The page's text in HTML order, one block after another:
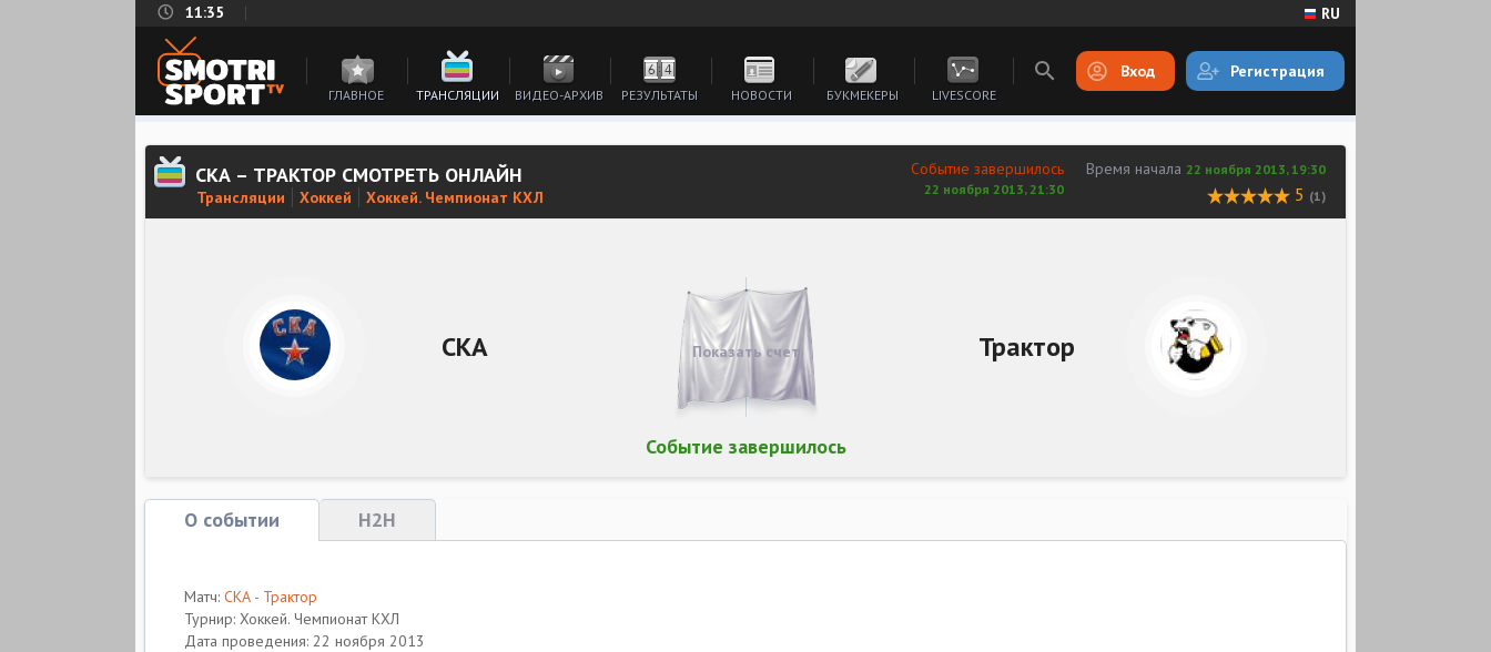
11:35 RU
ГЛАВНОЕ ТРАНСЛЯЦИИ ВИДЕО-АРХИВ РЕЗУЛЬТАТЫ НОВОСТИ БУКМЕКЕРЫ LIVESCORE
Вход Регистрация
СКА – ТРАКТОР СМОТРЕТЬ ОНЛАЙН
Трансляции Хоккей Хоккей. Чемпионат КХЛ
Время начала 22 ноября 2013, 19:30
5 (1)
Событие завершилось
22 ноября 2013, 21:30
СКА Трактор
Событие завершилось
Показать счет
О событии H2H
Матч: СКА - Трактор
Турнир: Хоккей. Чемпионат КХЛ
Дата проведения: 22 ноября 2013